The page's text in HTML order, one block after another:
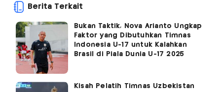
Berita Terkait
Bukan Taktik, Nova Arianto Ungkap
Faktor yang Dibutuhkan Timnas
Indonesia U-17 untuk Kalahkan
Brasil di Piala Dunia U-17 2025
Kisah Pelatih Timnas Uzbekistan